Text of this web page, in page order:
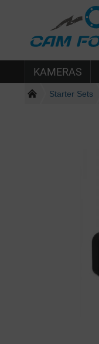
KAMERAS
Starter Sets